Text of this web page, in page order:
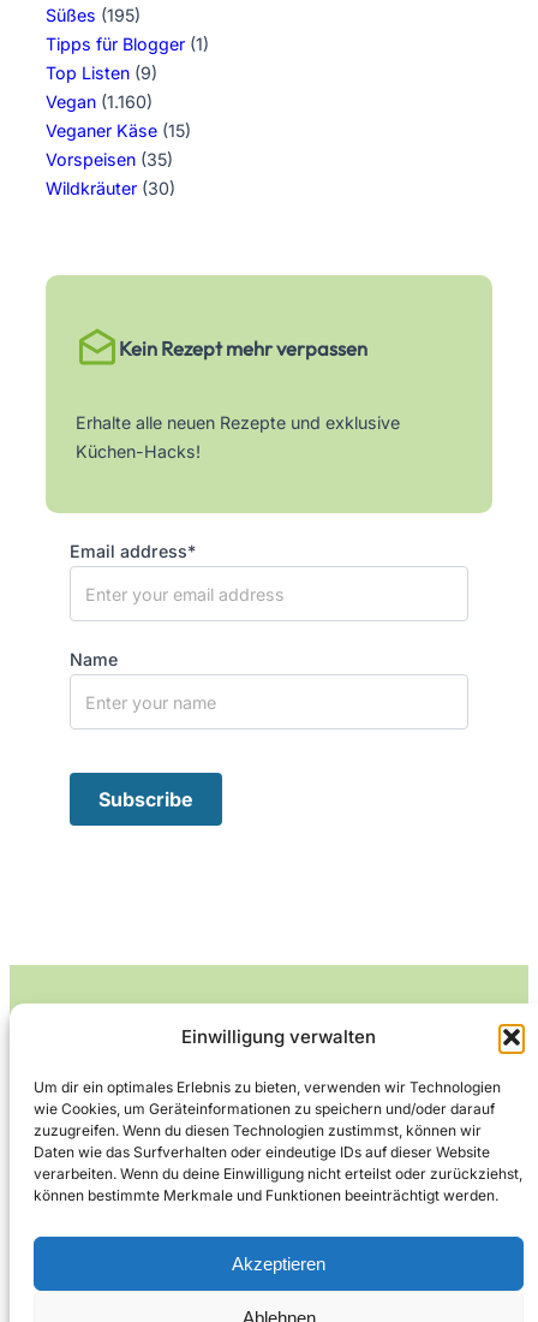
Einwilligung verwalten
Um dir ein optimales Erlebnis zu bieten, verwenden wir Technologien
wie Cookies, um Geräteinformationen zu speichern und/oder darauf
zuzugreifen. Wenn du diesen Technologien zustimmst, können wir
Daten wie das Surfverhalten oder eindeutige IDs auf dieser Website
verarbeiten. Wenn du deine Einwilligung nicht erteilst oder zurückziehst,
können bestimmte Merkmale und Funktionen beeinträchtigt werden.
Akzeptieren
Ablehnen
Süßes (195)
Tipps für Blogger (1)
Top Listen (9)
Vegan (1.160)
Veganer Käse (15)
Vorspeisen (35)
Wildkräuter (30)
Kein Rezept mehr verpassen
Erhalte alle neuen Rezepte und exklusive
Küchen-Hacks!
Email address*
Name
Leckerlife
Lecker essen – gesund leben.
Kontakt